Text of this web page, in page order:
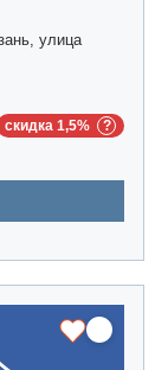
улица
скидка 1,5%